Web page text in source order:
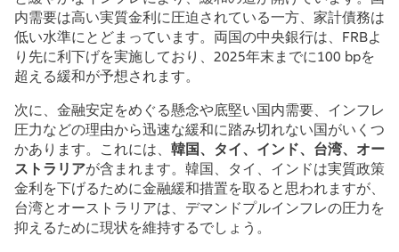
内需要は高い実質金利に圧迫されている一方、家計債務は
低い水準にとどまっています。両国の中央銀行は、FRBよ
り先に利下げを実施しており、2025年末までに100 bpを
超える緩和が予想されます。
次に、金融安定をめぐる懸念や底堅い国内需要、インフレ
圧力などの理由から迅速な緩和に踏み切れない国がいくつ
かあります。これには、 韓国、タイ、インド、台湾、オー
ストラリアが含まれます。韓国、タイ、インドは実質政策
金利を下げるために金融緩和措置を取ると思われますが、
台湾とオーストラリアは、デマンドプルインフレの圧力を
抑えるために現状を維持するでしょう。